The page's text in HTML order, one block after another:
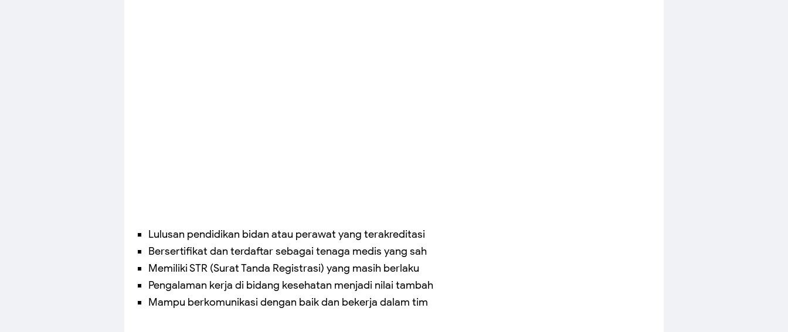
Lulusan pendidikan bidan atau perawat yang terakreditasi
Bersertifikat dan terdaftar sebagai tenaga medis yang sah
Memiliki STR (Surat Tanda Registrasi) yang masih berlaku
Pengalaman kerja di bidang kesehatan menjadi nilai tambah
Mampu berkomunikasi dengan baik dan bekerja dalam tim